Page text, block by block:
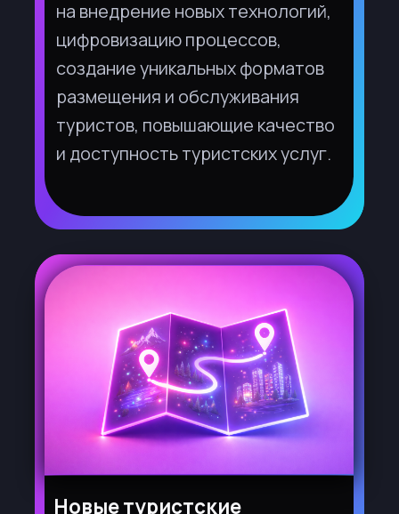
Проекты развития
туристской
привлекательности
территорий
Комплексные инициативы
по благоустройству туристских
центров, созданию точек
притяжения, ревитализации
промышленных зон.